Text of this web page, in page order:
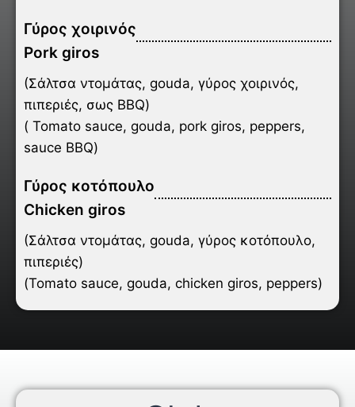
Γύρος χοιρινός
Pork giros
(Σάλτσα ντομάτας, gouda, γύρος χοιρινός,
πιπεριές, σως BBQ)
( Tomato sauce, gouda, pork giros, peppers,
sauce BBQ)
Γύρος κοτόπουλο
Chicken giros
(Σάλτσα ντομάτας, gouda, γύρος κοτόπουλο,
πιπεριές)
(Tomato sauce, gouda, chicken giros, peppers)